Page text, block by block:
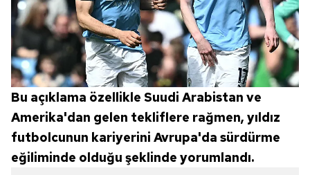
Bu açıklama özellikle Suudi Arabistan ve
Amerika'dan gelen tekliflere rağmen, yıldız
futbolcunun kariyerini Avrupa'da sürdürme
eğiliminde olduğu şeklinde yorumlandı.